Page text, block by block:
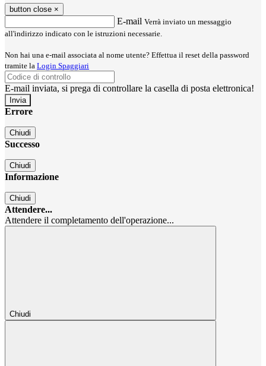
button close ×
E-mail Verrà inviato un messaggio
all'indirizzo indicato con le istruzioni necessarie.
Non hai una e-mail associata al nome utente? Effettua il reset della password
tramite la Login Spaggiari
E-mail inviata, si prega di controllare la casella di posta elettronica!
Errore
Chiudi
Successo
Chiudi
Informazione
Chiudi
Attendere...
Attendere il completamento dell'operazione...
Chiudi